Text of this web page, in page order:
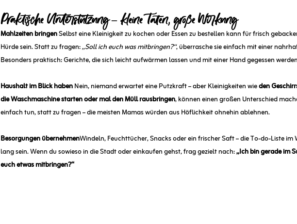
Praktische Unterstützung – kleine Taten, große Wirkung
Mahlzeiten bringen Selbst eine Kleinigkeit zu kochen oder Essen zu bestellen kann für frisch
Hürde sein. Statt zu fragen: „Soll ich euch was mitbringen?“, überrasche sie einfach mit einer
Besonders praktisch: Gerichte, die sich leicht aufwärmen lassen und mit einer Hand gegessen
Haushalt im Blick haben Nein, niemand erwartet eine Putzkraft – aber Kleinigkeiten wie den
die Waschmaschine starten oder mal den Müll rausbringen, können einen großen Unterschied
einfach tun, statt zu fragen – die meisten Mamas würden aus Höflichkeit ohnehin ablehnen.
Besorgungen übernehmenWindeln, Feuchttücher, Snacks oder ein frischer Saft – die To-do-Liste
lang sein. Wenn du sowieso in die Stadt oder einkaufen gehst, frag gezielt nach: „Ich bin gerade im
euch etwas mitbringen?“